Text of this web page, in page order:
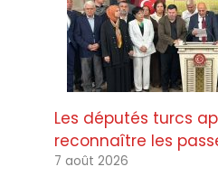
Les députés turcs
reconnaître les
7 août 2026